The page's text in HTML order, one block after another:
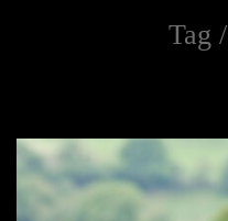
Tag /